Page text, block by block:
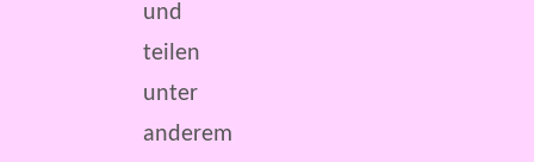
und
teilen
unter
anderem